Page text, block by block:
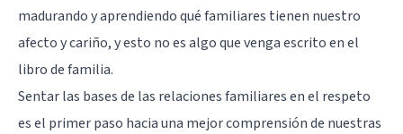
madurando y aprendiendo qué familiares tienen nuestro
afecto y cariño, y esto no es algo que venga escrito en el
libro de familia.
Sentar las bases de las relaciones familiares en el respeto
es el primer paso hacia una mejor comprensión de nuestras